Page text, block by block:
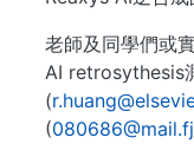
老師及同學們或
AI retrosythesis
(
(